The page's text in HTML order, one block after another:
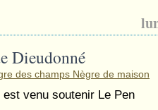
Dieudonné
des champs Nègre de maison
venu soutenir Le Pen